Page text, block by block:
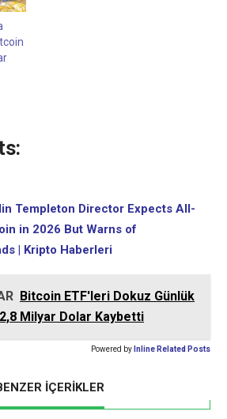
Templeton Director Expects All-
in 2026 But Warns of
| Kripto Haberleri
Bitcoin ETF'leri Dokuz Günlük
Milyar Dolar Kaybetti
Powered by Inline Related Posts
İÇERİKLER